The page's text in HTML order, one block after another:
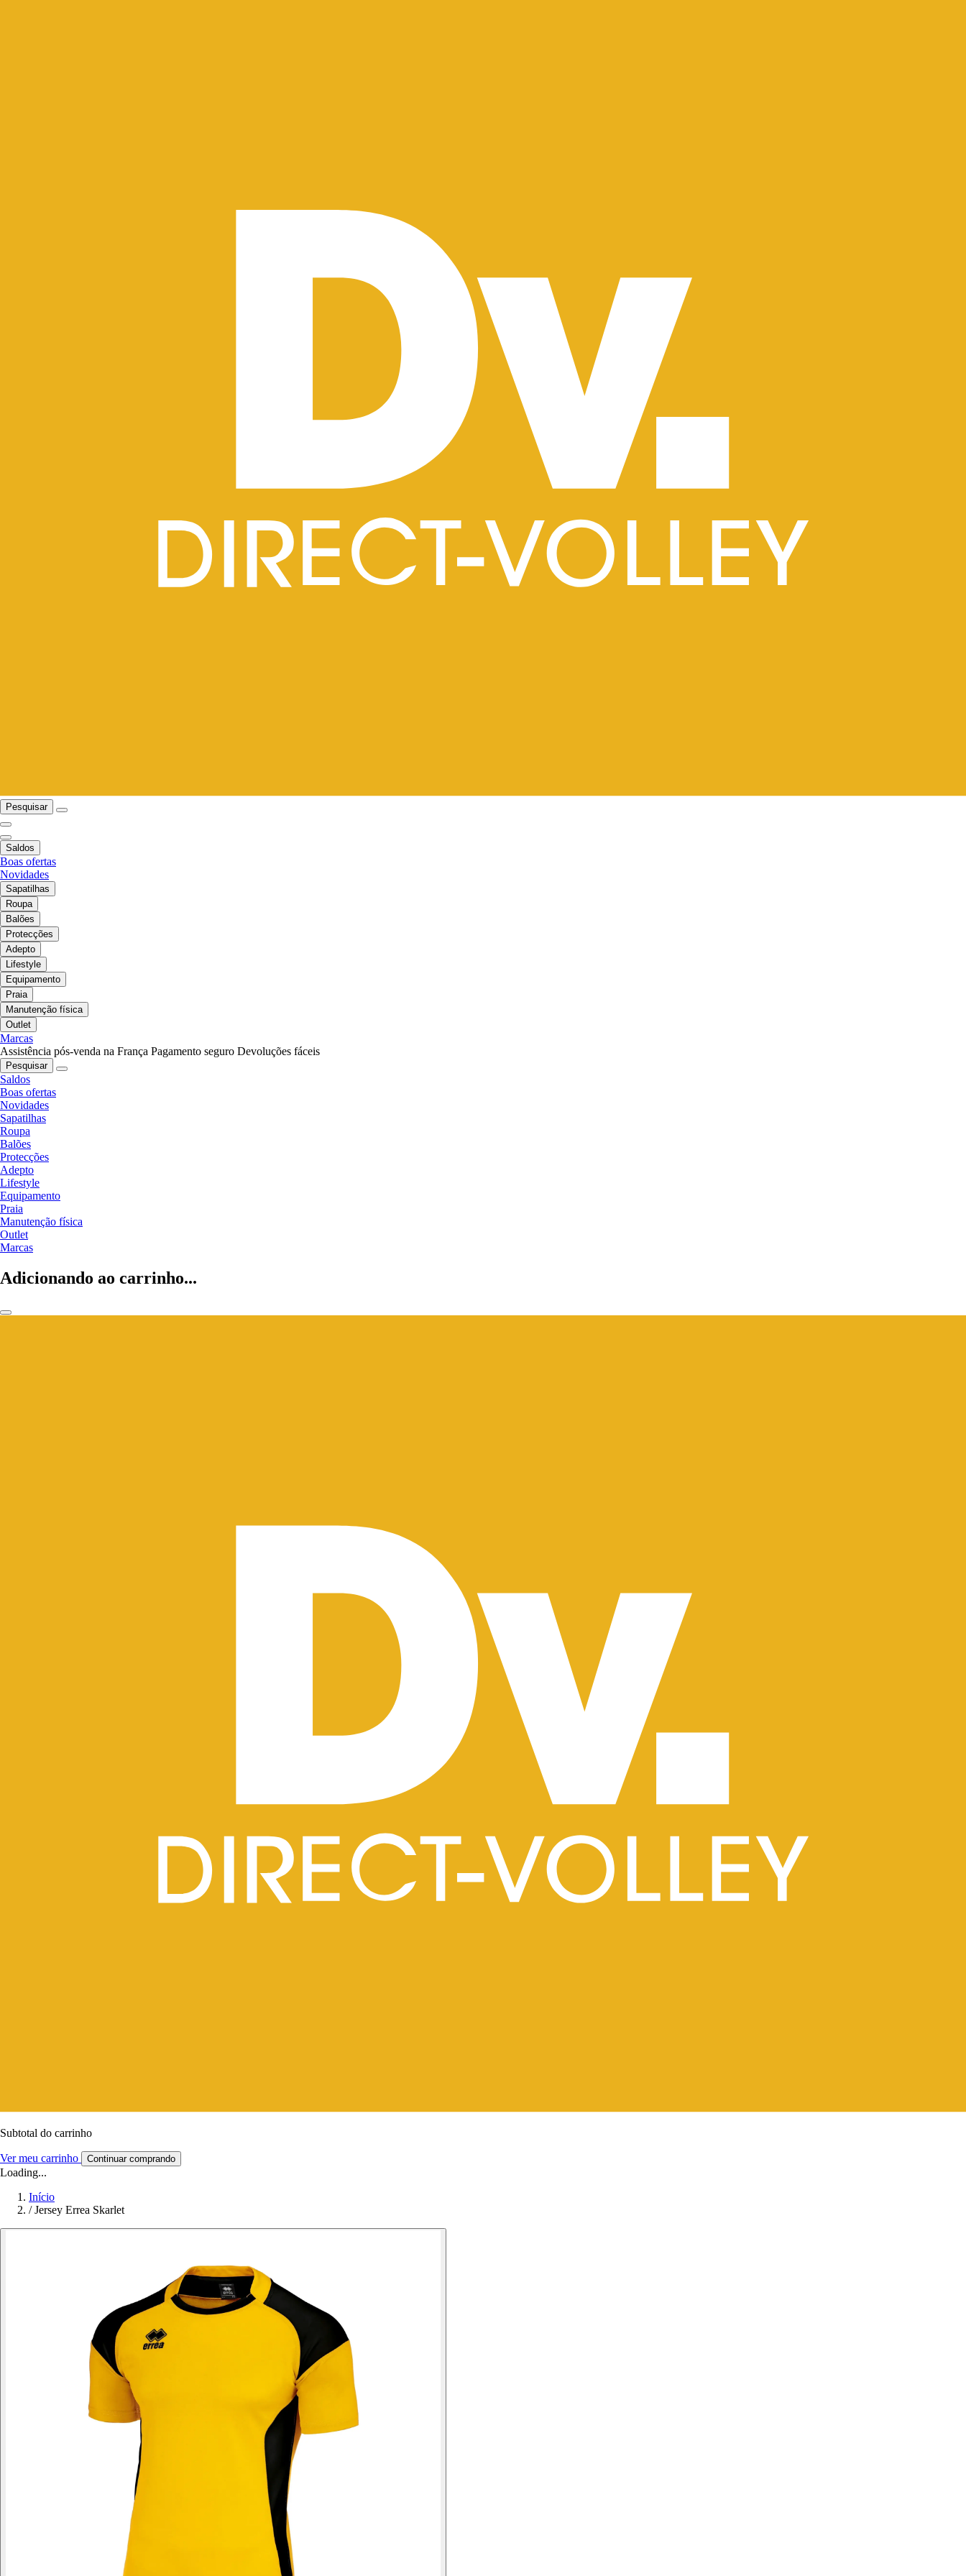
Pesquisar
Saldos
Boas ofertas
Novidades
Sapatilhas
Roupa
Balões
Protecções
Adepto
Lifestyle
Equipamento
Praia
Manutenção física
Outlet
Marcas
Assistência pós-venda na França Pagamento seguro Devoluções fáceis
Pesquisar
Saldos
Boas ofertas
Novidades
Sapatilhas
Roupa
Balões
Protecções
Adepto
Lifestyle
Equipamento
Praia
Manutenção física
Outlet
Marcas
Adicionando ao carrinho...
Subtotal do carrinho
Ver meu carrinho Continuar comprando
Loading...
Início
/ Jersey Errea Skarlet